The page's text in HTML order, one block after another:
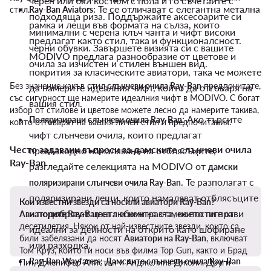
подходяща риза. Поддържайте аксесоарите си
минимални с черена клъч чанта и чифт високи
черни обувки. Завършете визията си с вашите
очила за изчистен и стилен външен вид.
стил.Ray-Ban Aviators: Те се отличават с елегантна метална
рамка и лещи във формата на сълза, които
предлагат както стил, така и функционалсност.
MODIVO предлага разнообразие от цветове и
покрития за класическите авиатори, така че можете
да намерите идеалния чифт, който да отговаря на
вашия стил.
Поляризирани слънчеви очила Ray-Ban: Ако търсите
чифт слънчеви очила, които предлагат
превъзходно намаляване на отблясъците,
разгледайте селекцията на MODIVO от дамски
поляризирани слънчеви очила Ray-Ban. Те разполагат с
поляризирани лещи, които намаляват отблясъците
и подобряват цвета и контраста, което ги прави
идеални за дейности на открито като шофиране
или разходка.
Ray-Ban Wayfarers:Дамските слънчеви очила Ray-Ban
Без значение какъв стилслънчеви очила Ray-Banпредпочитате,
със сигурност ще намерите идеалния чифт в MODIVO. С богат
избор от стилове и цветове можете лесно да намерите такива,
които отговарят на вашия личен стил и предпочитания.
Често задавани въпроси за дамските слънчеви очила
Ray-Ban
Кои известни звезди са носили авиатори Ray-Ban?
Авиаторите Ray-Banса любими на знаменитостите от
десетилетия. Някои от най-известните звезди, които са
били забелязани да носят Авиатори на Ray-Ban, включват
Том Круз, който ги носи във филма Top Gun, както и Брад
Пит, Дженифър Анистън и Анджелина Джоли. Други